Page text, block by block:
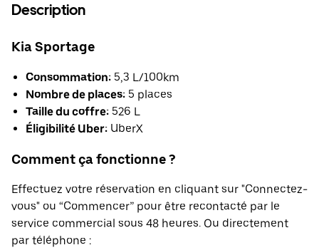
Description
Kia Sportage
Consommation: 5,3 L/100km
Nombre de places: 5 places
Taille du coffre: 526 L
Éligibilité Uber: UberX
Comment ça fonctionne ?
Effectuez votre réservation en cliquant sur "Connectez-
vous" ou “Commencer” pour être recontacté par le
service commercial sous 48 heures. Ou directement
par téléphone :